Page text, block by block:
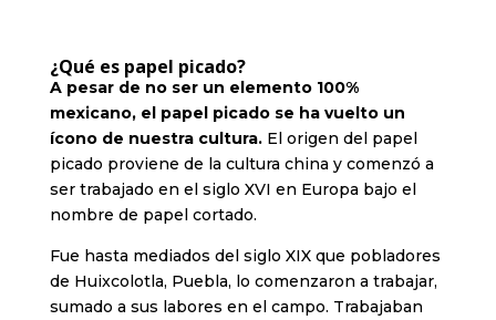
¿Qué es papel picado?
A pesar de no ser un elemento 100%
mexicano, el papel picado se ha vuelto un
ícono de nuestra cultura.El origen del papel
picado proviene de la cultura china y comenzó a
ser trabajado en el siglo XVI en Europa bajo el
nombre de papel cortado.
Fue hasta mediados del siglo XIX que pobladores
de Huixcolotla, Puebla, lo comenzaron a trabajar,
sumado a sus labores en el campo. Trabajaban